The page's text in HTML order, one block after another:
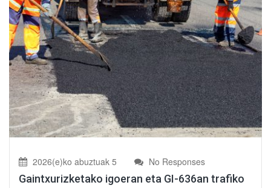
2026(e)ko abuztuak 5 No Responses
Gaintxurizketako igoeran eta GI-636an trafiko